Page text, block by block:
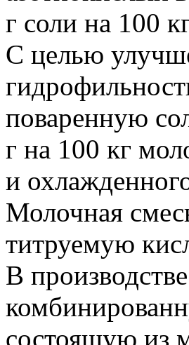
г соли на 100
С целью
поваренную
г на 100 кг
и
Молочная
титруемую
В
состоящую из